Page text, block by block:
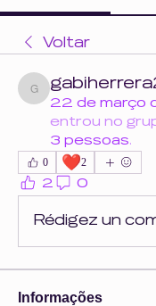
Voltar
gabiherrera2era
22 de março
entrou no
3 pessoas.
0 ❤️2
2 0
Rédigez un
Informações